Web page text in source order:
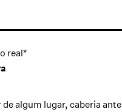
real*
de algum lugar, caberia